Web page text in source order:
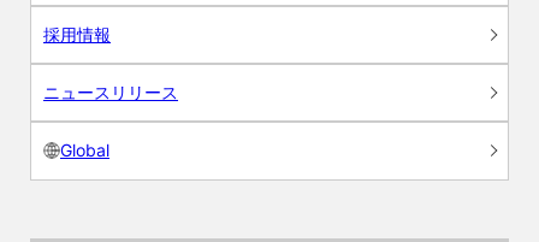
採用情報
ニュースリリース
Global